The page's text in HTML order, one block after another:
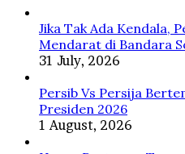
Pelaku
Usaha
Dapat
Pelatihan
Jika Tak Ada Kendala,
Mendarat di Bandara
31 July, 2026
Persib Vs Persija
Presiden 2026
1 August, 2026